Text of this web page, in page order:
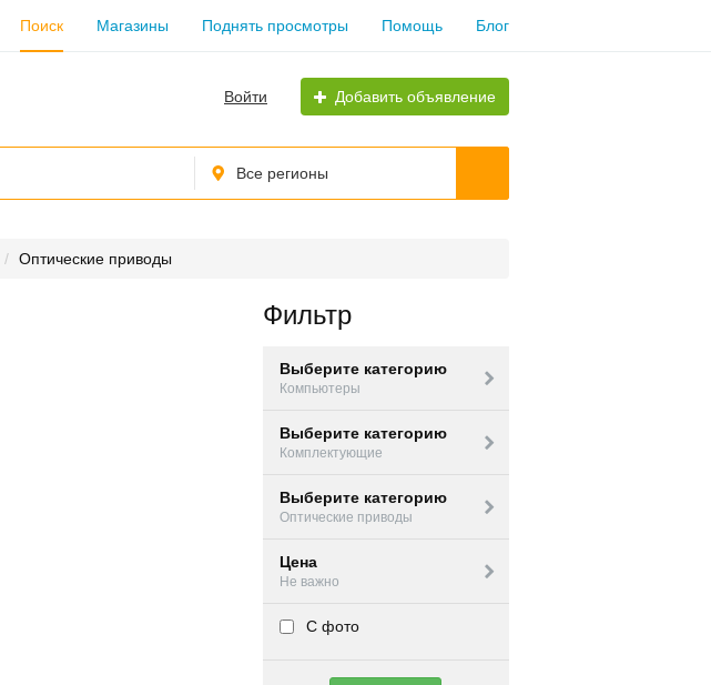
Поиск Магазины Поднять просмотры Помощь Блог
Войти Добавить объявление
Все регионы
Оптические приводы
Фильтр
Выберите категорию
Компьютеры
Выберите категорию
Комплектующие
Выберите категорию
Оптические приводы
Цена
Не важно
С фото